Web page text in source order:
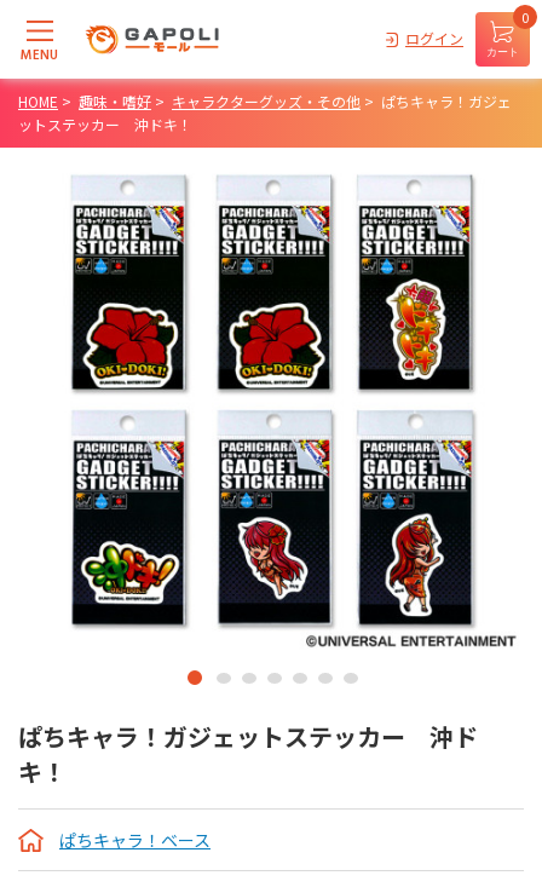
MENU
ログイン
カート
0
HOME > 趣味・嗜好 > キャラクターグッズ・その他 > ぱちキャラ！ガジェ
ットステッカー 沖ドキ！
ぱちキャラ！ガジェットステッカー 沖ド
キ！
ぱちキャラ！ベース